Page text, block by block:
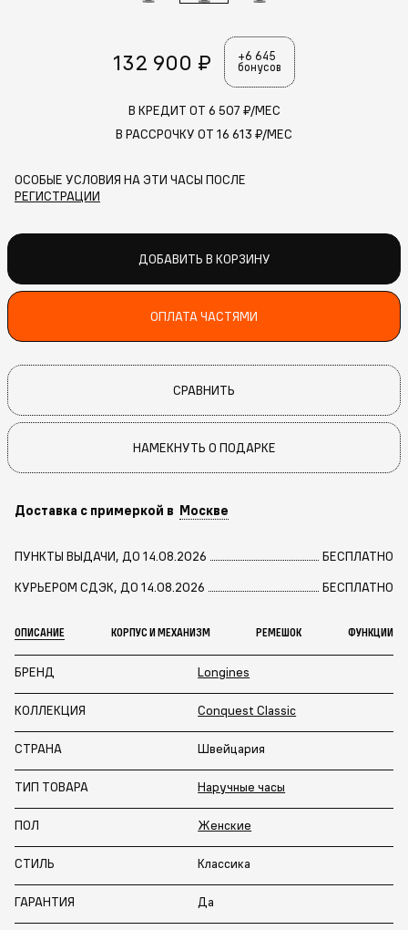
132 900 ₽
+6 645
бонусов
В КРЕДИТ ОТ 6 507 ₽/МЕС
В РАССРОЧКУ ОТ 16 613 ₽/МЕС
ОСОБЫЕ УСЛОВИЯ НА ЭТИ ЧАСЫ ПОСЛЕ
РЕГИСТРАЦИИ
ДОБАВИТЬ В КОРЗИНУ
ОПЛАТА ЧАСТЯМИ
СРАВНИТЬ
НАМЕКНУТЬ О ПОДАРКЕ
Доставка с примеркой в Москве
ПУНКТЫ ВЫДАЧИ, ДО 14.08.2026
БЕСПЛАТНО
КУРЬЕРОМ СДЭК, ДО 14.08.2026
БЕСПЛАТНО
ОПИСАНИЕ КОРПУС И МЕХАНИЗМ РЕМЕШОК ФУНКЦИИ
БРЕНД Longines
КОЛЛЕКЦИЯ Conquest Classic
СТРАНА Швейцария
ТИП ТОВАРА Наручные часы
ПОЛ Женские
СТИЛЬ Классика
ГАРАНТИЯ Да